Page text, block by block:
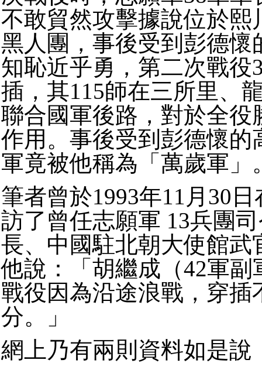
不敢貿然攻擊據說位於熙
黑人團，事後受到彭德懷
知恥近乎勇，第二次戰役
插，其115師在三所里、
聯合國軍後路，對於全役
作用。事後受到彭德懷的
軍竟被他稱為「萬歲軍」
筆者曾於1993年11月30
訪了曾任志願軍 13兵團
長、中國駐北朝大使館武
他說：「胡繼成（42軍副
戰役因為沿途浪戰，穿插
分。」
網上乃有兩則資料如是說